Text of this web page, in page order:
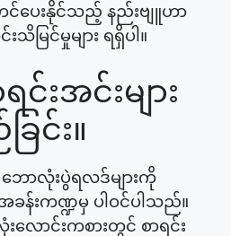
ပေးနိုင်သည့် နည်းဗျူဟာ
သိမြင်မှုများ ရရှိပါ။
းအင်းများ
င်း။
ောလုံးပွဲရလဒ်များကို
န်းကဏ္ဍမှ ပါဝင်ပါသည်။
ောင်းကစားတွင် စာရင်း